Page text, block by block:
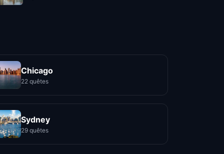
Chicago
22 quêtes
Sydney
29 quêtes